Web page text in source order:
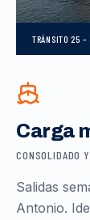
TRÁNSITO 25 –
Carga
CONSOLIDADO
Salidas
Antonio.